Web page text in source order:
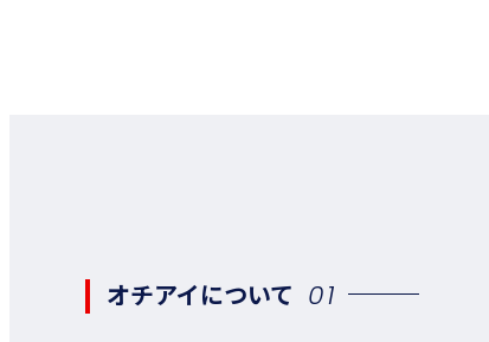
オチアイについて 01